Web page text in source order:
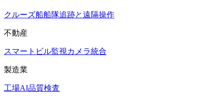
クルーズ船船隊追跡と遠隔操作
不動産
スマートビル監視カメラ統合
製造業
工場AI品質検査